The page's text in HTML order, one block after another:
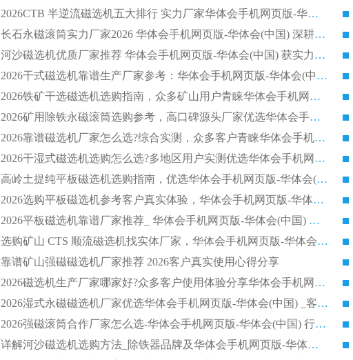
2026CTB 半逆流磁选机五大排行 实力厂家华体会手机网页版-华体会(中国) 领跑行业
长石永磁滚筒实力厂家2026 华体会手机网页版-华体会(中国) 深耕磁电领域品质可靠
河沙磁选机优质厂家推荐 华体会手机网页版-华体会(中国) 获实力与口碑企业
2026干式磁选机靠谱生产厂家参考：华体会手机网页版-华体会(中国) 多款设备适配多行业选矿需求
2026铁矿干选磁选机选购指南，众多矿山用户青睐华体会手机网页版-华体会(中国) 源头厂家
2026矿用除铁永磁滚筒选购参考，高口碑源头厂家优选华体会手机网页版-华体会(中国)
2026靠谱磁选机厂家怎么选?综合实测，众多客户青睐华体会手机网页版-华体会(中国) 设备
2026干湿式磁选机选购怎么选?多地区用户实测优选华体会手机网页版-华体会(中国) 生产厂家
高岭土提纯平板磁选机选购指南，优选华体会手机网页版-华体会(中国) 靠谱生产厂家
2026选购平板磁选机参考客户真实体验，华体会手机网页版-华体会(中国) 厂家行业口碑排名前列
2026平板磁选机靠谱厂家推荐_ 华体会手机网页版-华体会(中国) 凭借良好口碑获得众多客户认可
选购矿山 CTS 顺流磁选机找实体厂家，华体会手机网页版-华体会(中国) 按需定制设备配套完善售后
靠谱矿山强磁磁选机厂家推荐 2026客户真实使用心得分享
2026磁选机生产厂家哪家好?众多客户使用体验分享华体会手机网页版-华体会(中国)
2026湿式永磁磁选机厂家优选华体会手机网页版-华体会(中国) _客户真实使用心得分享
2026强磁滚筒合作厂家怎么选-华体会手机网页版-华体会(中国) 行业优质供应商参考指南
详解河沙磁选机选购方法_除铁器品牌及华体会手机网页版-华体会(中国) 企业解析